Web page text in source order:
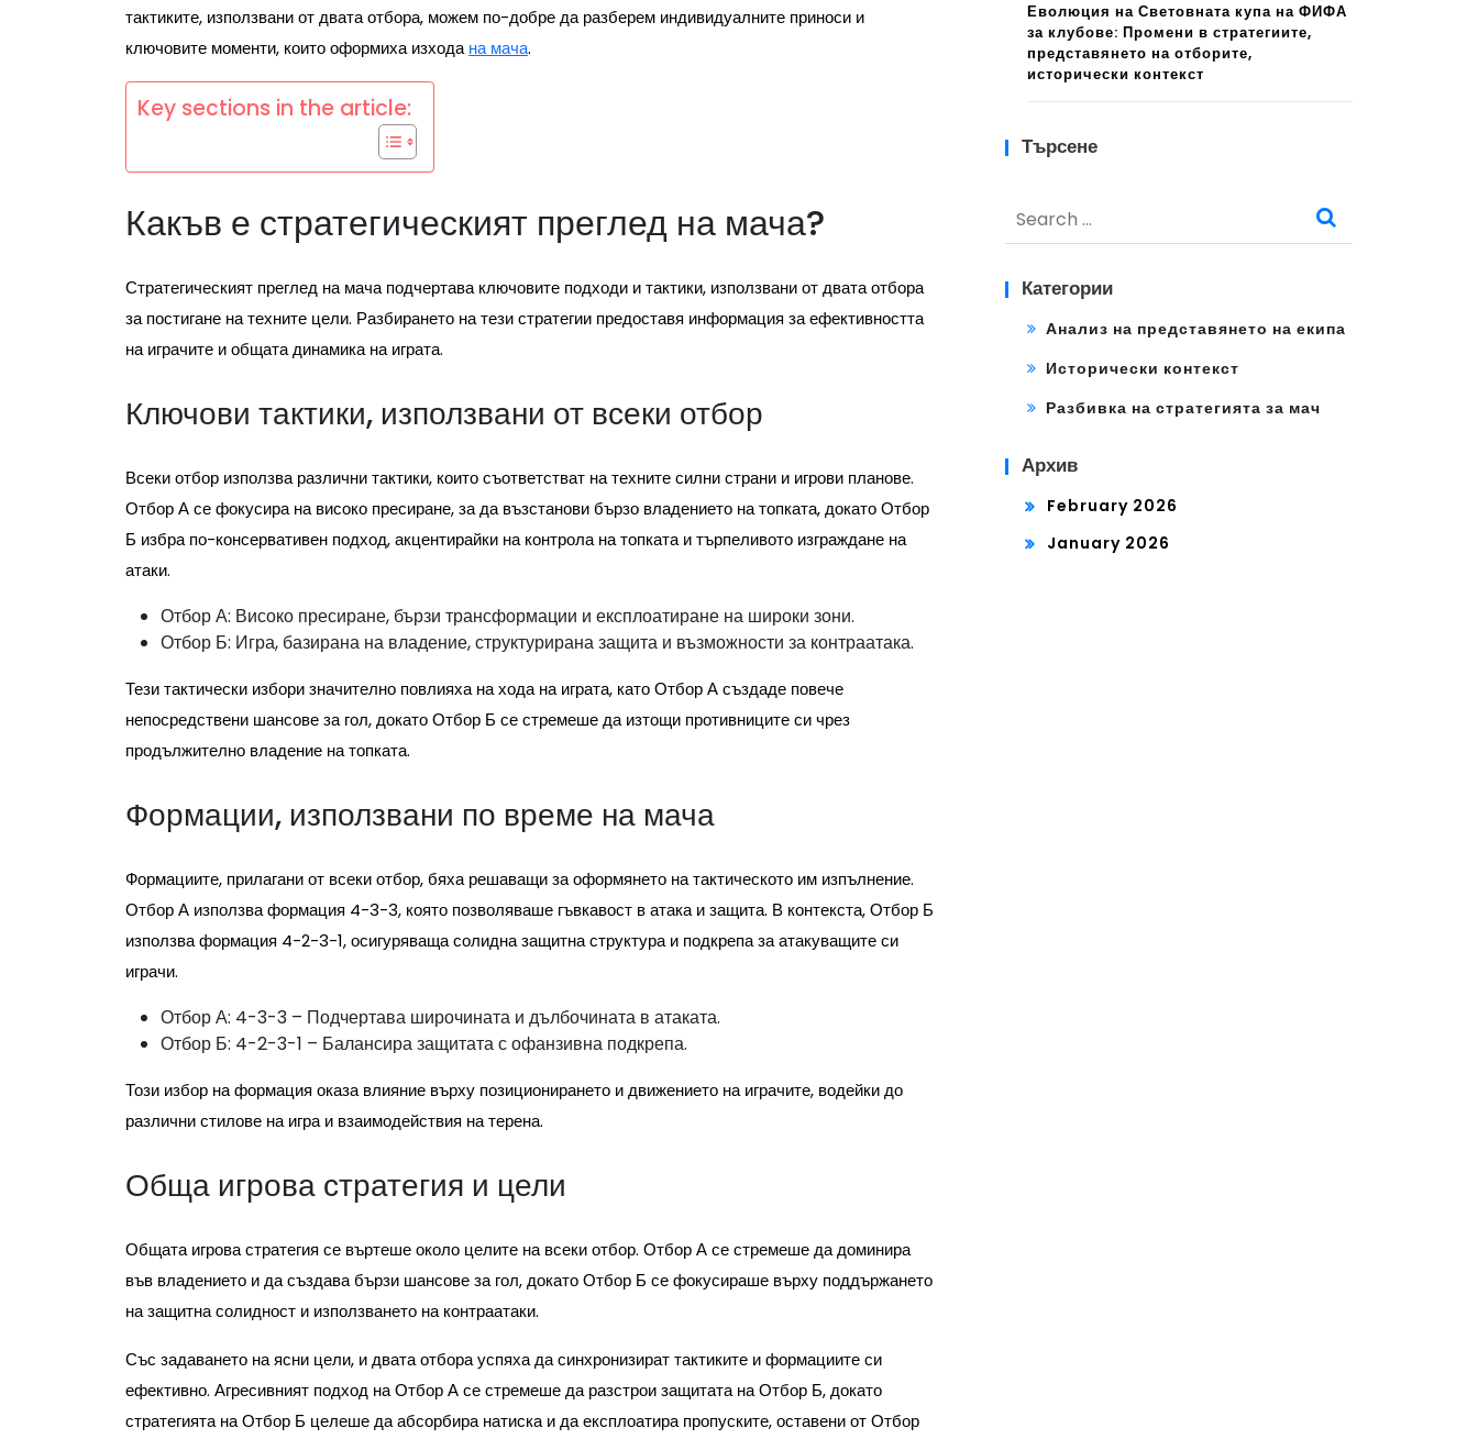
тактиките, използвани от двата отбора, можем по-добре да разберем индивидуалните приноси и
ключовите моменти, които оформиха изходана мача.
Key sections in the article:
Какъв е стратегическият преглед на мача?
Стратегическият преглед на мача подчертава ключовите подходи и тактики, използвани от двата отбора
за постигане на техните цели. Разбирането на тези стратегии предоставя информация за ефективността
на играчите и общата динамика на играта.
Ключови тактики, използвани от всеки отбор
Всеки отбор използва различни тактики, които съответстват на техните силни страни и игрови планове.
Отбор А се фокусира на високо пресиране, за да възстанови бързо владението на топката, докато Отбор
Б избра по-консервативен подход, акцентирайки на контрола на топката и търпеливото изграждане на
атаки.
Отбор А: Високо пресиране, бързи трансформации и експлоатиране на широки зони.
Отбор Б: Игра, базирана на владение, структурирана защита и възможности за контраатака.
Тези тактически избори значително повлияха на хода на играта, като Отбор А създаде повече
непосредствени шансове за гол, докато Отбор Б се стремеше да изтощи противниците си чрез
продължително владение на топката.
Формации, използвани по време на мача
Формациите, прилагани от всеки отбор, бяха решаващи за оформянето на тактическото им изпълнение.
Отбор А използва формация 4-3-3, която позволяваше гъвкавост в атака и защита. В контекста, Отбор Б
използва формация 4-2-3-1, осигуряваща солидна защитна структура и подкрепа за атакуващите си
играчи.
Отбор А: 4-3-3 – Подчертава широчината и дълбочината в атаката.
Отбор Б: 4-2-3-1 – Балансира защитата с офанзивна подкрепа.
Този избор на формация оказа влияние върху позиционирането и движението на играчите, водейки до
различни стилове на игра и взаимодействия на терена.
Обща игрова стратегия и цели
Общата игрова стратегия се въртеше около целите на всеки отбор. Отбор А се стремеше да доминира
във владението и да създава бързи шансове за гол, докато Отбор Б се фокусираше върху поддържането
на защитна солидност и използването на контраатаки.
Със задаването на ясни цели, и двата отбора успяха да синхронизират тактиките и формациите си
ефективно. Агресивният подход на Отбор А се стремеше да разстрои защитата на Отбор Б, докато
стратегията на Отбор Б целеше да абсорбира натиска и да експлоатира пропуските, оставени от Отбор
Еволюция на Световната купа на ФИФА
за клубове: Промени в стратегиите,
представянето на отборите,
исторически контекст
Търсене
for:
Категории
Анализ на представянето на екипа
Исторически контекст
Разбивка на стратегията за мач
Архив
February 2026
January 2026